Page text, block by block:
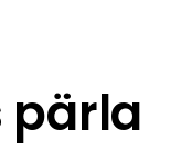
pärla